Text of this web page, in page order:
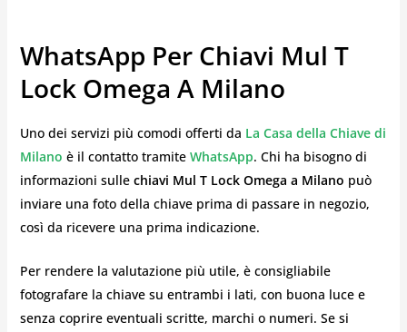
WhatsApp Per Chiavi Mul T
Lock Omega A Milano
Uno dei servizi più comodi offerti da La Casa della Chiave di
Milano è il contatto tramite WhatsApp. Chi ha bisogno di
informazioni sulle chiavi Mul T Lock Omega a Milano può
inviare una foto della chiave prima di passare in negozio,
così da ricevere una prima indicazione.
Per rendere la valutazione più utile, è consigliabile
fotografare la chiave su entrambi i lati, con buona luce e
senza coprire eventuali scritte, marchi o numeri. Se si